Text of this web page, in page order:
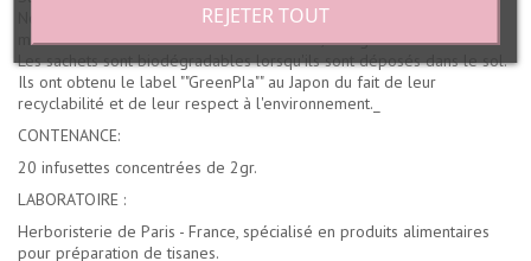
Nos sachets d'infusettes sont de type ""SOILON"" : papier filtre à
mailles tissées dérivé de l'amidon de maïs, d'origine naturelle.
Les sachets sont biodégradables lorsqu'ils sont déposés dans le sol.
Ils ont obtenu le label ""GreenPla"" au Japon du fait de leur
recyclabilité et de leur respect à l'environnement._
CONTENANCE:
20 infusettes concentrées de 2gr.
LABORATOIRE :
Herboristerie de Paris - France, spécialisé en produits alimentaires
pour préparation de tisanes.
REJETER TOUT